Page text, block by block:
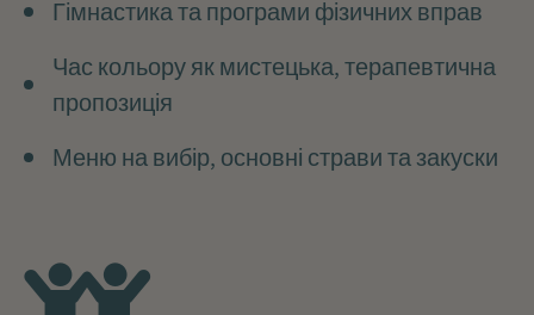
Гімнастика та програми фізичних вправ
Час кольору як мистецька, терапевтична
пропозиція
Меню на вибір, основні страви та закуски